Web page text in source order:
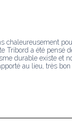
chaleureusement
Tribord a été
durable existe et
au lieu, très